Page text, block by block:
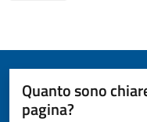
Quanto sono
pagina?